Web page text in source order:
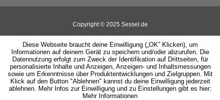
Copyright © 2025 Sessel.de
Diese Webseite braucht deine Einwilligung („OK” Klicken), um
Informationen auf deinem Gerät zu speichern und/oder abzurufen. Die
Datennutzung erfolgt zum Zweck der Identifikation auf Drittseiten, für
personalisierte Inhalte und Anzeigen, Anzeigen- und Inhaltsmessungen
sowie um Erkenntnisse über Produktentwicklungen und Zielgruppen. Mit
Klick auf den Button "Ablehnen" kannst du deine Einwilligung jederzeit
ablehnen. Mehr Infos zur Einwilligung und zu Einstellungen gibt es hier:
Mehr Informationen